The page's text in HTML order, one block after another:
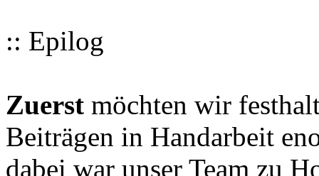
:: Epilog
Zuerst möchten wir
Beiträgen in Handarbeit
dabei war unser Team zu